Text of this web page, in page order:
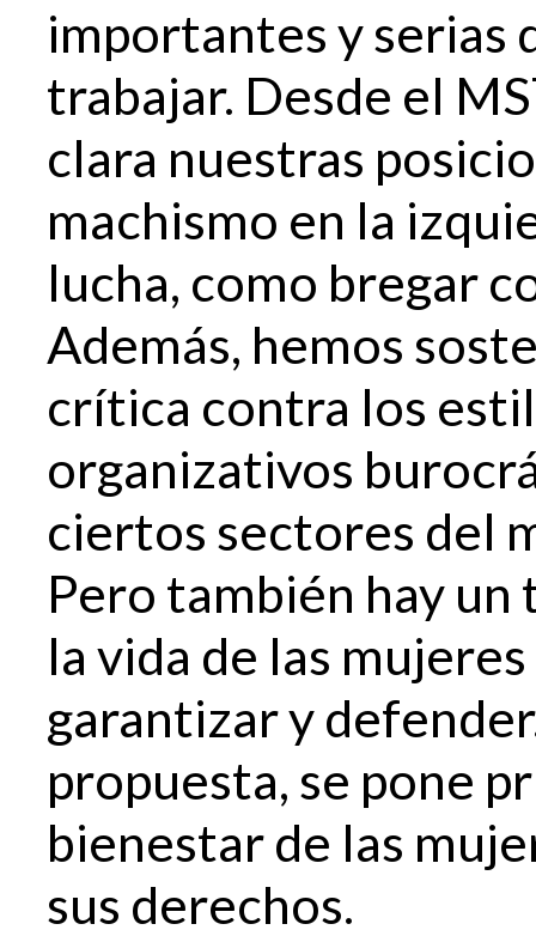
importantes y serias
trabajar. Desde el
clara nuestras
machismo en la
lucha, como bregar
Además, hemos
crítica contra los
organizativos
ciertos sectores del
Pero también hay
la vida de las
garantizar y
propuesta, se pone
bienestar de las
sus derechos.